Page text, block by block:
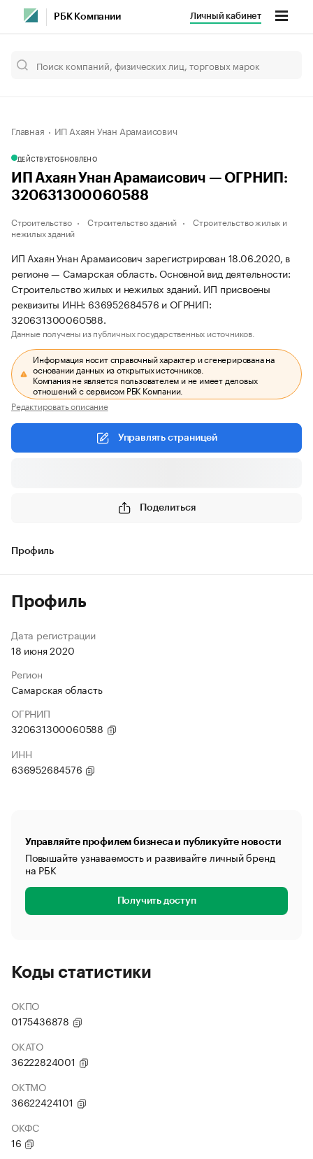
РБК Компании Личный кабинет
Главная ИП Ахаян Унан Арамаисович
ДЕЙСТВУЕТОБНОВЛЕНО
ИП Ахаян Унан Арамаисович — ОГРНИП:
320631300060588
Строительство Строительство зданий
Строительство жилых и
нежилых зданий
ИП Ахаян Унан Арамаисович зарегистрирован 18.06.2020, в
регионе — Самарская область. Основной вид деятельности:
Строительство жилых и нежилых зданий. ИП присвоены
реквизиты ИНН: 636952684576 и ОГРНИП:
320631300060588.
Данные получены из публичных государственных источников.
Информация носит справочный характер и сгенерирована на
основании данных из открытых источников.
Компания не является пользователем и не имеет деловых
отношений с сервисом РБК Компании.
Редактировать описание
Управлять страницей
Поделиться
Профиль
Профиль
Дата регистрации
18 июня 2020
Регион
Самарская область
ОГРНИП
320631300060588
ИНН
636952684576
Управляйте профилем бизнеса и публикуйте новости
Повышайте узнаваемость и развивайте личный бренд
на РБК
Получить доступ
Коды статистики
ОКПО
0175436878
ОКАТО
36222824001
ОКТМО
36622424101
ОКФС
16